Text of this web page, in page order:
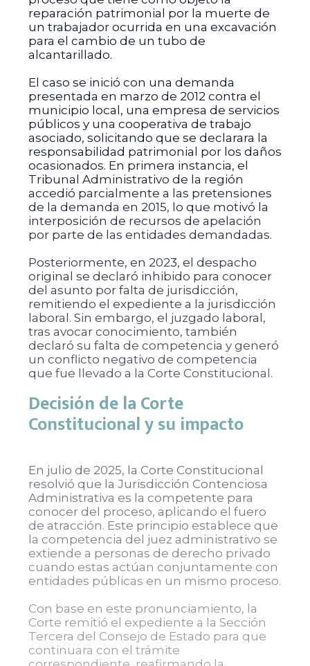
reparación patrimonial por la muerte de
un trabajador ocurrida en una excavación
para el cambio de un tubo de
alcantarillado.
El caso se inició con una demanda
presentada en marzo de 2012 contra el
municipio local, una empresa de servicios
públicos y una cooperativa de trabajo
asociado, solicitando que se declarara la
responsabilidad patrimonial por los daños
ocasionados. En primera instancia, el
Tribunal Administrativo de la región
accedió parcialmente a las pretensiones
de la demanda en 2015, lo que motivó la
interposición de recursos de apelación
por parte de las entidades demandadas.
Posteriormente, en 2023, el despacho
original se declaró inhibido para conocer
del asunto por falta de jurisdicción,
remitiendo el expediente a la jurisdicción
laboral. Sin embargo, el juzgado laboral,
tras avocar conocimiento, también
declaró su falta de competencia y generó
un conflicto negativo de competencia
que fue llevado a la Corte Constitucional.
Decisión de la Corte
Constitucional y su impacto
En julio de 2025, la Corte Constitucional
resolvió que la Jurisdicción Contenciosa
Administrativa es la competente para
conocer del proceso, aplicando el fuero
de atracción. Este principio establece que
la competencia del juez administrativo se
extiende a personas de derecho privado
cuando estas actúan conjuntamente con
entidades públicas en un mismo proceso.
Con base en este pronunciamiento, la
Corte remitió el expediente a la Sección
Tercera del Consejo de Estado para que
continuara con el trámite